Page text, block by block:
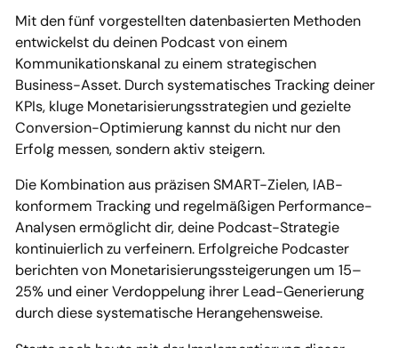
Mit den fünf vorgestellten datenbasierten Methoden
entwickelst du deinen Podcast von einem
Kommunikationskanal zu einem strategischen
Business-Asset. Durch systematisches Tracking deiner
KPIs, kluge Monetarisierungsstrategien und gezielte
Conversion-Optimierung kannst du nicht nur den
Erfolg messen, sondern aktiv steigern.
Die Kombination aus präzisen SMART-Zielen, IAB-
konformem Tracking und regelmäßigen Performance-
Analysen ermöglicht dir, deine Podcast-Strategie
kontinuierlich zu verfeinern. Erfolgreiche Podcaster
berichten von Monetarisierungssteigerungen um 15–
25% und einer Verdoppelung ihrer Lead-Generierung
durch diese systematische Herangehensweise.